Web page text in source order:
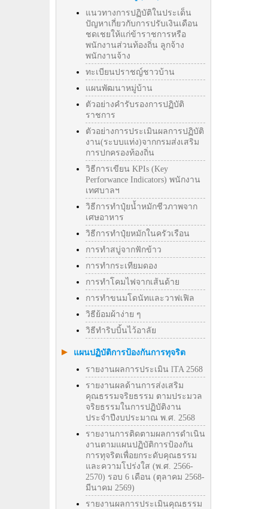
แนวทางการปฏิบัติในประเด็น
ปัญหาเกี่ยวกับการปรับเงินเดือน
ชดเชยให้แก่ข้าราชการหรือ
พนักงานส่วนท้องถิ่น ลูกจ้าง
พนักงานจ้าง
ทะเบียนปราชญ์ชาวบ้าน
แผนพัฒนาหมู่บ้าน
ตัวอย่างคำรับรองการปฏิบัติ
ราชการ
ตัวอย่างการประเมินผลการปฏิบัติ
งาน(ระบบแท่ง)จากกรมส่งเสริม
การปกครองท้องถิ่น
วิธีการเขียน KPIs (Key
Perforwance Indicators) พนักงาน
เทศบาลฯ
วิธีการทำปุ๋ยน้ำหมักชีวภาพจาก
เศษอาหาร
วิธีการทำปุ๋ยหมักในครัวเรือน
การทำสบู่จากฟักข้าว
การทำกระเทียมดอง
การทำโคมไฟจากเส้นด้าย
การทำขนมโดนัทและวาฟเฟิล
วิธีย้อมผ้าง่าย ๆ
วิธีทําริบบิ้นไว้อาลัย
แผนปฏิบัติการป้องกันการทุจริต
รายงานผลการประเมิน lTA 2568
รายงานผลด้านการส่งเสริม
คุณธรรมจริยธรรม ตามประมวล
จริยธรรมในการปฏิบัติงาน
ประจำปีงบประมาณ พ.ศ. 2568
รายงานการติดตามผลการดำเนิน
งานตามแผนปฏิบัติการป้องกัน
การทุจริตเพื่อยกระดับคุณธรรม
และความโปร่งใส (พ.ศ. 2566-
2570) รอบ 6 เดือน (ตุลาคม 2568-
มีนาคม 2569)
รายงานผลการประเมินคุณธรรม